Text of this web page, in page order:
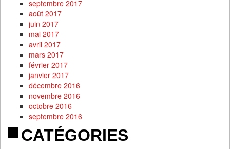
septembre 2017
août 2017
juin 2017
mai 2017
avril 2017
mars 2017
février 2017
janvier 2017
décembre 2016
novembre 2016
octobre 2016
septembre 2016
CATÉGORIES